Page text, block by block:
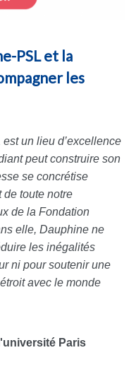
PSL et la
les
un lieu d’excellence
peut construire son
se concrétise
de toute notre
de la Fondation
elle, Dauphine ne
les inégalités
ni pour soutenir une
avec le monde
Paris